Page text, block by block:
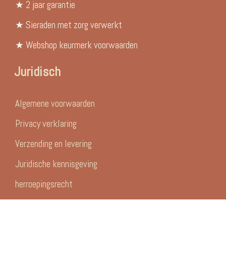
★ 2 jaar garantie
★ Sieraden met zorg verwerkt
★ Webshop keurmerk voorwaarden
Juridisch
Algemene voorwaarden
Privacy verklaring
Verzending en levering
Juridische kennisgeving
herroepingsrecht